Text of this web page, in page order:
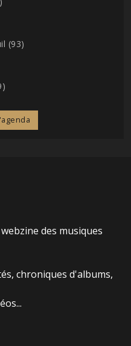
(93)
des musiques
chroniques d'albums,